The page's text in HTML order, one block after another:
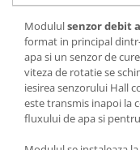
LED
Microcontrollere AVR
PCB - Placute Circuit
Rezistoare
Modululsenzor debit
format in principal
apa si un senzor de
viteza de rotatie se
iesirea senzorului Hall
este transmis inapoi la
fluxului de apa si